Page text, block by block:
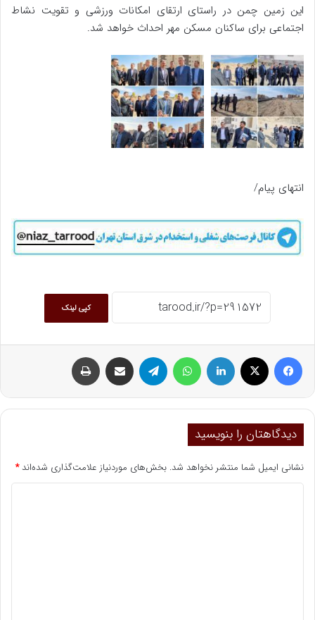
این زمین چمن در راستای ارتقای امکانات ورزشی و تقویت نشاط
اجتماعی برای ساکنان مسکن مهر احداث خواهد شد.
انتهای پیام/
کپی لینک
ایکس
دیدگاهتان را بنویسید
نشانی ایمیل شما منتشر نخواهد شد. بخش‌های موردنیاز علامت‌گذاری شده‌اند*